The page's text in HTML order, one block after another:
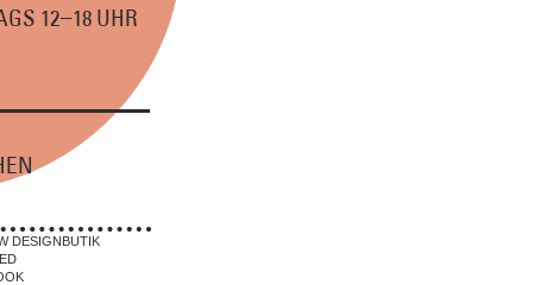
12–18 UHR
DESIGNBUTIK